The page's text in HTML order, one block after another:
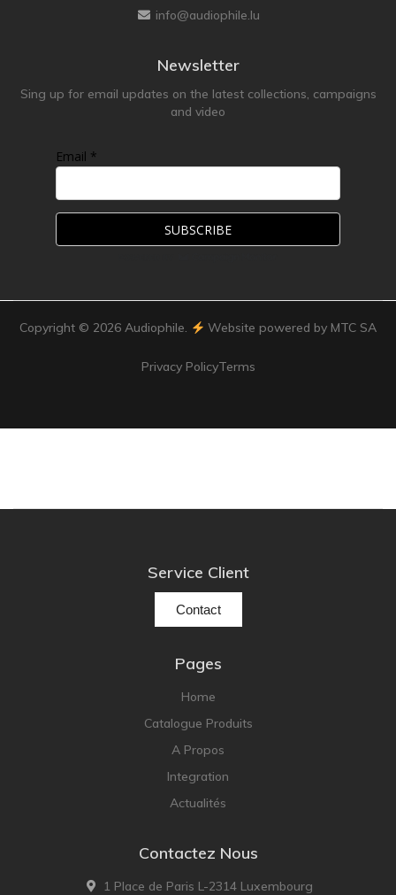
info@audiophile.lu
Newsletter
Sing up for email updates on the latest collections, campaigns
and video
Email *
Copyright © 2026Audiophile. Website powered by MTC SA
Privacy PolicyTerms
Service Client
Contact
Pages
Home
Catalogue Produits
A Propos
Integration
Actualités
Contactez Nous
1 Place de Paris L-2314 Luxembourg